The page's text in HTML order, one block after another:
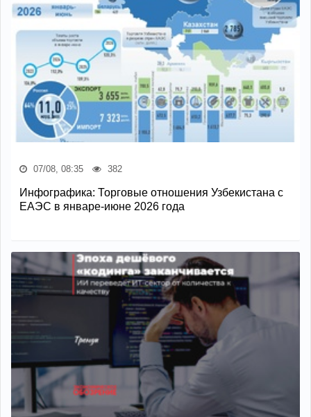
07/08, 08:35 382
Инфографика: Торговые отношения Узбекистана с
ЕАЭС в январе-июне 2026 года